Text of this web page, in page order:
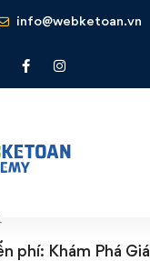
info@webketoan.vn
tính giá thành
pháp tính
phí: Khám Phá